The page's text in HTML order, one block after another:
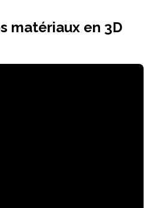
du catalogue
pour créer le meuble qui vous
matériaux en 3D